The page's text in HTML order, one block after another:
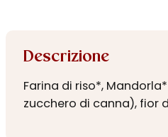
Descrizione
Farina di riso*,
zucchero di canna), fior